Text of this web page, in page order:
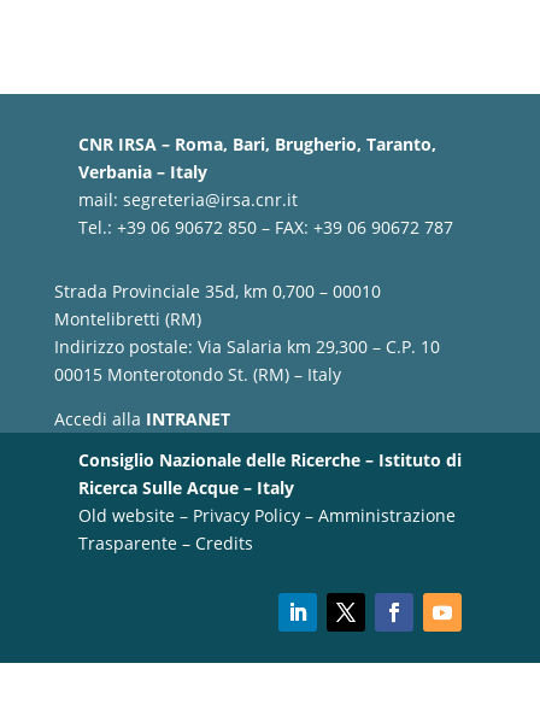
CNR IRSA – Roma, Bari, Brugherio, Taranto,
Verbania – Italy
mail: segreteria@irsa.cnr.it
Tel.: +39 06 90672 850 – FAX: +39 06 90672 787
Strada Provinciale 35d, km 0,700 – 00010
Montelibretti (RM)
Indirizzo postale: Via Salaria km 29,300 – C.P. 10
00015 Monterotondo St. (RM) – Italy
Accedi alla INTRANET
Consiglio Nazionale delle Ricerche – Istituto di
Ricerca Sulle Acque – Italy
Old website– Privacy Policy– Amministrazione
Trasparente– Credits